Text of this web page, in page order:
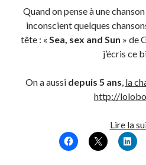
Renaud Ducher dans Comment j’ai
personnelle
Entretien ménagerdans T’as vu quoi ?
C’était pas mieux avant… à Lyon
Comment j’ai opéré ma
Renaud Ducherdans
Comment j’ai
Quand on pense à une
inconscient quelques
tête : « Sea, sex and Sun » de
j’écris ce
On a aussi depuis 5 ans, la
http://
Lire la